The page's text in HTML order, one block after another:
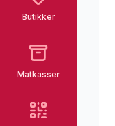
Butikker
Matkasser